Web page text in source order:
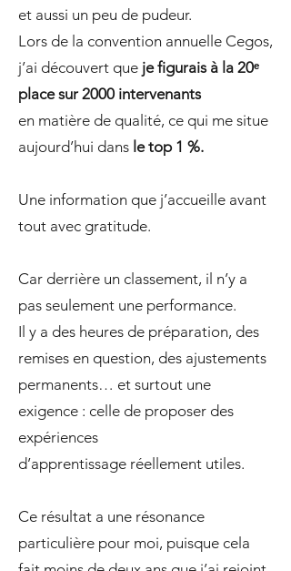
et aussi un peu de pudeur.
Lors de la convention annuelle Cegos,
j’ai découvert que je figurais à la 20ᵉ
place sur 2000 intervenants
en matière de qualité, ce qui me situe
aujourd’hui dans le top 1 %.
Une information que j’accueille avant
tout avec gratitude.
Car derrière un classement, il n’y a
pas seulement une performance.
Il y a des heures de préparation, des
remises en question, des ajustements
permanents… et surtout une
exigence : celle de proposer des
expériences
d’apprentissage réellement utiles.
Ce résultat a une résonance
particulière pour moi, puisque cela